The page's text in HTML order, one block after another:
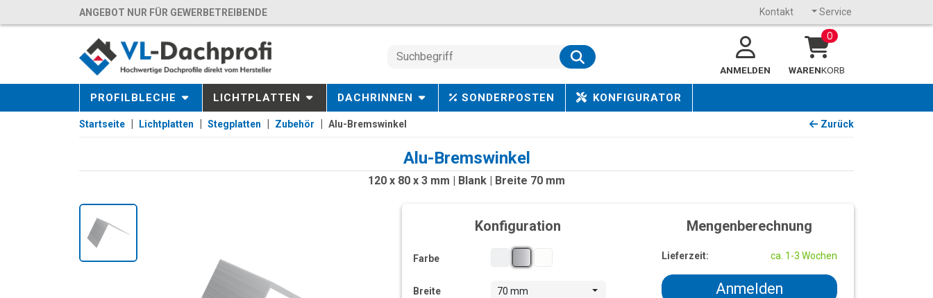
ANGEBOT NUR FÜR GEWERBETREIBENDE Kontakt Service
ANMELDEN
0
WARENKORB
PROFILBLECHE LICHTPLATTEN DACHRINNEN SONDERPOSTEN KONFIGURATOR
Startseite Lichtplatten Stegplatten Zubehör Alu-Bremswinkel Zurück
Alu-Bremswinkel
120 x 80 x 3 mm | Blank | Breite 70 mm
Konfiguration
Farbe
Breite 70 mm
Mengenberechnung
Lieferzeit: ca. 1-3 Wochen
Anmelden